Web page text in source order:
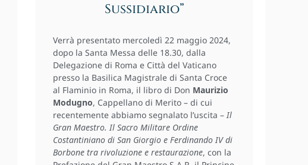
Sussidiario”
Verrà presentato mercoledì 22 maggio 2024,
dopo la Santa Messa delle 18.30, dalla
Delegazione di Roma e Città del Vaticano
presso la Basilica Magistrale di Santa Croce
al Flaminio in Roma, il libro di Don Maurizio
Modugno, Cappellano di Merito – di cui
recentemente abbiamo segnalato l’uscita – Il
Gran Maestro. Il Sacro Militare Ordine
Costantiniano di San Giorgio e Ferdinando IV di
Borbone tra rivoluzione e restaurazione, con la